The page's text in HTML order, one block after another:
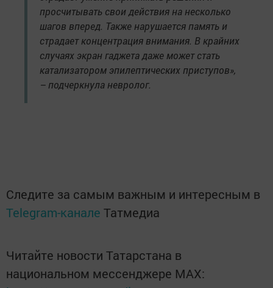
просчитывать свои действия на несколько
шагов вперед. Также нарушается память и
страдает концентрация внимания. В крайних
случаях экран гаджета даже может стать
катализатором эпилептических приступов»,
– подчеркнула невролог.
Следите за самым важным и интересным в
Telegram-канале Татмедиа
Читайте новости Татарстана в
национальном мессенджере MАХ: